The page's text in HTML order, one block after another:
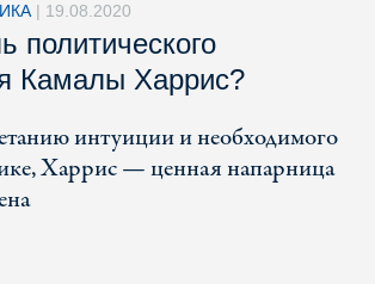
| 19.08.2020
политического
Камалы Харрис?
интуиции и необходимого
Харрис — ценная напарница